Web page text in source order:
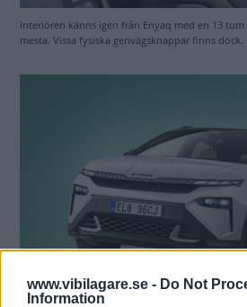
www.vibilagare.se - Do Not
Information
Interiören känns igen från Enyaq med en 13
mesta. Vissa fysiska genvägsknappar finns dock.